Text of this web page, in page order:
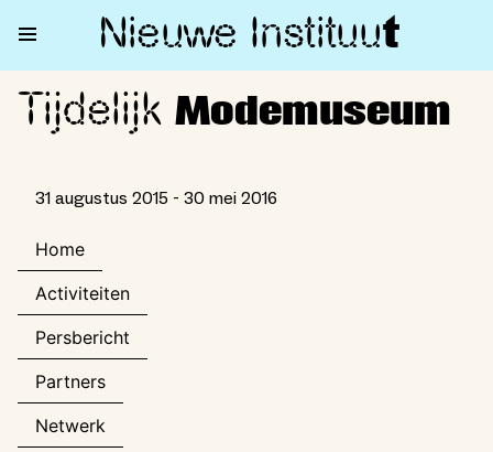
Nieuwe Instituut
Tijdelijk Modemuseum
Tijdelijk Modemuseum
31 augustus 2015 - 30 mei 2016
Home
Activiteiten
Persbericht
Partners
Netwerk